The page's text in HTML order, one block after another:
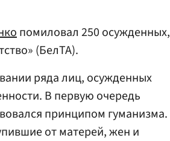
помиловал 250 осужденных,
(БелТА).
ряда лиц, осужденных
В первую очередь
принципом гуманизма.
от матерей, жен и